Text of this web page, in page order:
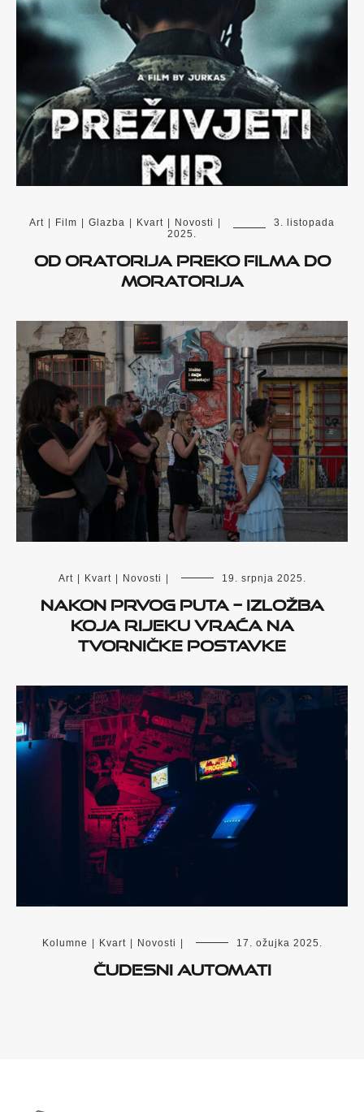
Art | Film | Glazba | Kvart | Novosti |
3. listopada
2025.
Od oratorija preko filma do
moratorija
Art | Kvart | Novosti | 19. srpnja 2025.
Nakon prvog puta – izložba
koja Rijeku vraća na
tvorničke postavke
Kolumne | Kvart | Novosti | 17. ožujka 2025.
Čudesni automati